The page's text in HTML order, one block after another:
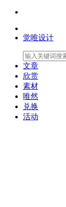
觉唯设计
文章
欣赏
素材
唯然
兑换
活动